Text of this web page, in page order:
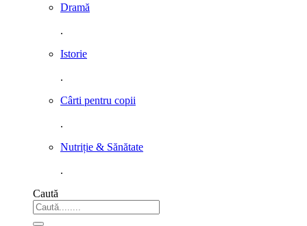
Dramă
.
Istorie
.
Cârti pentru copii
.
Nutriție & Sănătate
.
Caută